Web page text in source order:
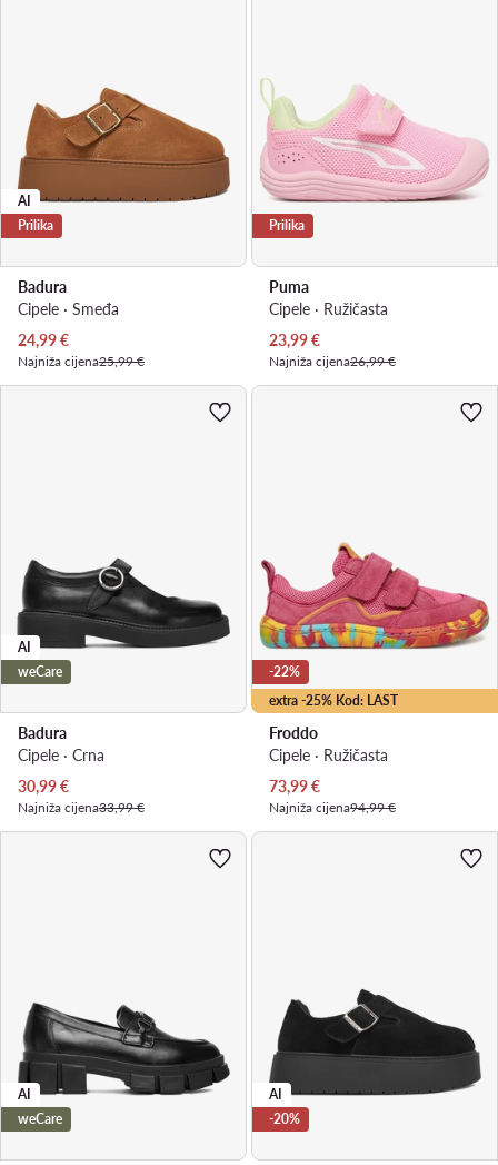
AI
Prilika
Badura
Cipele · Smeđa
Trenutna cijena
24,99€
Najniža cijena25,99 €
Prilika
Puma
Cipele · Ružičasta
Trenutna cijena
23,99€
Najniža cijena26,99 €
AI
weCare
Badura
Cipele · Crna
Trenutna cijena
30,99€
Najniža cijena33,99 €
extra -25% Kod: LAST
-22%
Froddo
Cipele · Ružičasta
Trenutna cijena
73,99€
Najniža cijena94,99 €
AI
weCare
AI
-20%